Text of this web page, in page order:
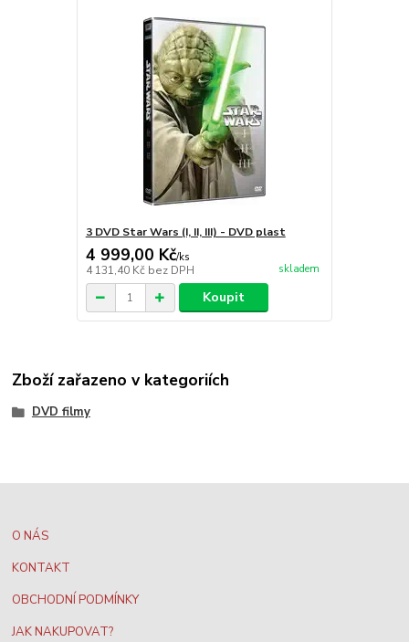
3 DVD Star Wars (I, II, III) - DVD plast
4 999,00 Kč/ks
4 131,40 Kč bez DPH skladem
Koupit
Zboží zařazeno v kategoriích
DVD filmy
O NÁS
KONTAKT
OBCHODNÍ PODMÍNKY
JAK NAKUPOVAT?